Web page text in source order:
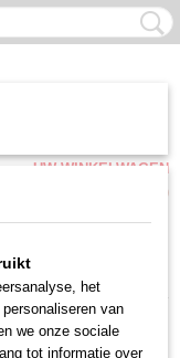
UW WINKELWAGEN
(0)
>
het
van
we onze sociale
tot informatie over